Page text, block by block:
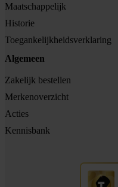
Maatschappelijk
Historie
Toegankelijkheidsverklaring
Algemeen
Zakelijk bestellen
Merkenoverzicht
Acties
Kennisbank